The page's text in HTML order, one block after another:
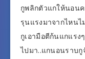
กูพลิกตัวแกให้นอน
รุนแรงมาจากไหนไ
กูเอามือตีก้นแกแร
ไปมา..แกนอนราบ